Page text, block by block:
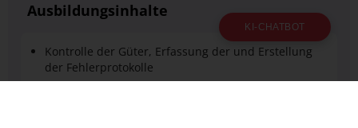
Ausbildungsinhalte
Kontrolle der Güter, Erfassung der und Erstellung
der Fehlerprotokolle
KI-CHATBOT